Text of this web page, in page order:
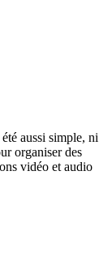
aussi simple, ni
organiser des
vidéo et audio